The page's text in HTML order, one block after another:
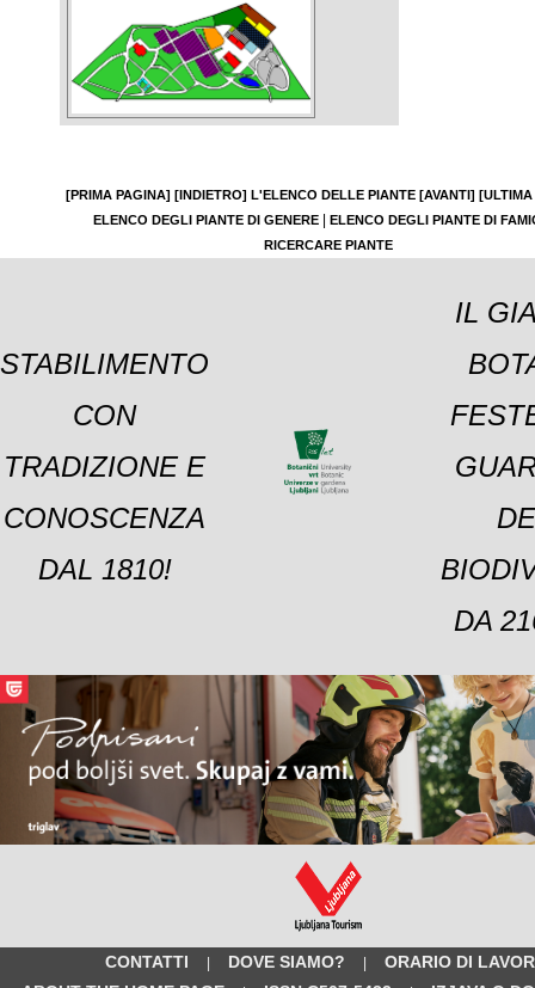
[PRIMA PAGINA] [INDIETRO] L'ELENCO DELLE PIANTE [AVANTI]
ELENCO DEGLI PIANTE DI GENERE
ELENCO DEGLI PIANTE DI
RICERCARE PIANTE
STABILIMENTO
CON
TRADIZIONE E
CONOSCENZA
DAL 1810!
IL
DA
CONTATTI | DOVE SIAMO? |
ORARIO DI